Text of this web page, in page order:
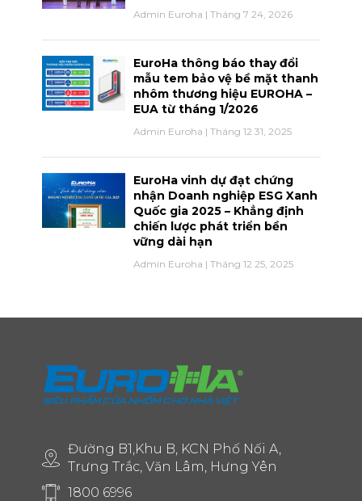
Admin Euroha Tháng 7 24, 2026
EuroHa thông báo thay đổi
mẫu tem bảo vệ bề mặt thanh
nhôm thương hiệu EUROHA –
EUA từ tháng 1/2026
Admin Euroha Tháng 12 31, 2025
EuroHa vinh dự đạt chứng
nhận Doanh nghiệp ESG Xanh
Quốc gia 2025 – Khẳng định
chiến lược phát triển bền
vững dài hạn
Admin Euroha Tháng 12 25, 2025
Đường B1,Khu B, KCN Phố Nối A,
Trưng Trắc, Văn Lâm, Hưng Yên
1800 6996